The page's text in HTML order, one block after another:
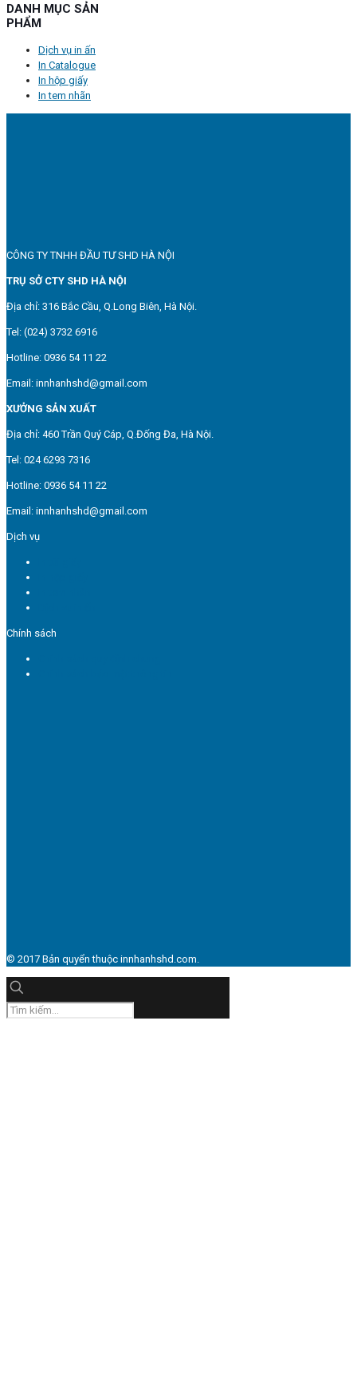
DANH MỤC SẢN
PHẨM
Dịch vụ in ấn
In Catalogue
In hộp giấy
In tem nhãn
CÔNG TY TNHH ĐẦU TƯ SHD HÀ NỘI
TRỤ SỞ CTY SHD HÀ NỘI
Địa chỉ: 316 Bắc Cầu, Q.Long Biên, Hà Nội.
Tel: (024) 3732 6916
Hotline: 0936 54 11 22
Email: innhanhshd@gmail.com
XƯỞNG SẢN XUẤT
Địa chỉ: 460 Trần Quý Cáp, Q.Đống Đa, Hà Nội.
Tel: 024 6293 7316
Hotline: 0936 54 11 22
Email: innhanhshd@gmail.com
Dịch vụ
Chính sách
© 2017 Bản quyển thuộc innhanhshd.com.